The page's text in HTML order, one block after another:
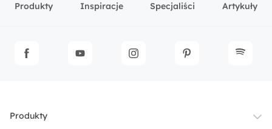
Produkty Inspiracje Specjaliści Artykuły
Produkty